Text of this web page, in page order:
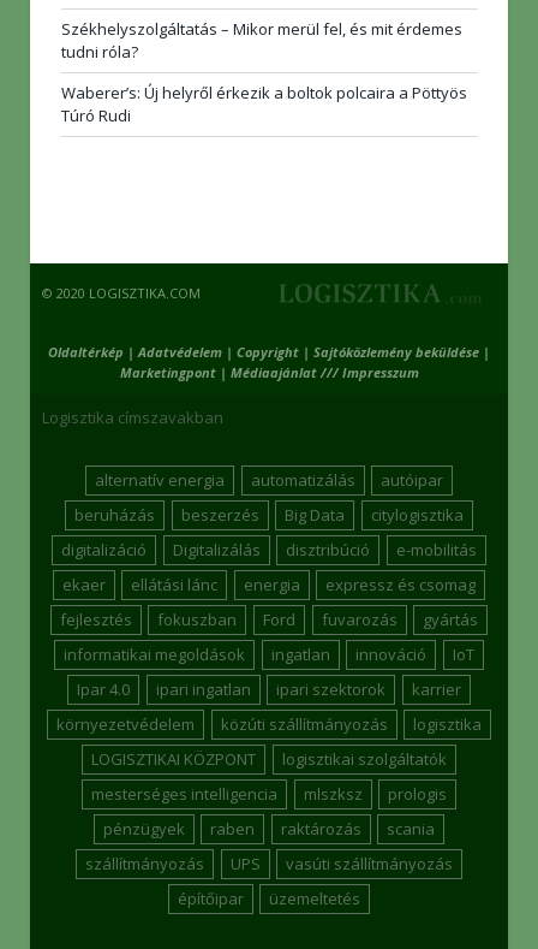
Székhelyszolgáltatás – Mikor merül fel, és mit érdemes
tudni róla?
Waberer’s: Új helyről érkezik a boltok polcaira a Pöttyös
Túró Rudi
© 2020 LOGISZTIKA.COM
Oldaltérkép | Adatvédelem | Copyright | Sajtóközlemény beküldése |
Marketingpont| Médiaajánlat /// Impresszum
Logisztika címszavakban
alternatív energia automatizálás
autóipar
beruházás
beszerzés Big Data
citylogisztika
digitalizáció
Digitalizálás disztribúció
e-mobilitás
ekaer
ellátási lánc energia
expressz és csomag
fejlesztés
fokuszban Ford fuvarozás
gyártás
informatikai megoldások
ingatlan innováció
IoT
Ipar 4.0
ipari ingatlan ipari szektorok
karrier
környezetvédelem
közúti szállítmányozás
logisztika
LOGISZTIKAI KÖZPONT
logisztikai szolgáltatók
mesterséges intelligencia
mlszksz
prologis
pénzügyek
raben raktározás
scania
szállítmányozás
UPS
vasúti szállítmányozás
építőipar
üzemeltetés